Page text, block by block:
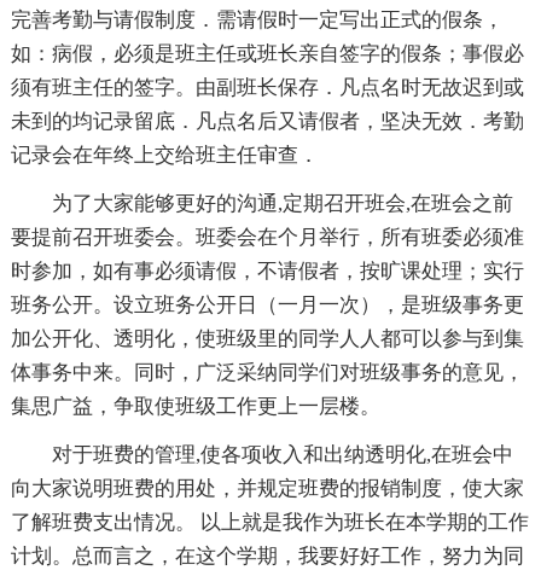
完善考勤与请假制度．需请假时一定写出正式的假条，
如：病假，必须是班主任或班长亲自签字的假条；事假必
须有班主任的签字。由副班长保存．凡点名时无故迟到或
未到的均记录留底．凡点名后又请假者，坚决无效．考勤
记录会在年终上交给班主任审查．
为了大家能够更好的沟通,定期召开班会,在班会之前
要提前召开班委会。班委会在个月举行，所有班委必须准
时参加，如有事必须请假，不请假者，按旷课处理；实行
班务公开。设立班务公开日（一月一次），是班级事务更
加公开化、透明化，使班级里的同学人人都可以参与到集
体事务中来。同时，广泛采纳同学们对班级事务的意见，
集思广益，争取使班级工作更上一层楼。
对于班费的管理,使各项收入和出纳透明化,在班会中
向大家说明班费的用处，并规定班费的报销制度，使大家
了解班费支出情况。 以上就是我作为班长在本学期的工作
计划。总而言之，在这个学期，我要好好工作，努力为同